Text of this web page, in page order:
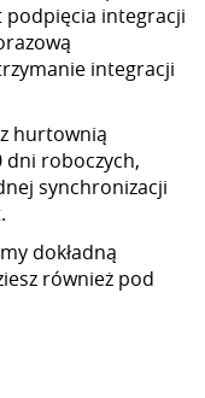
podpięcia integracji
integracji
hurtownią
roboczych,
synchronizacji
dokładną
również pod